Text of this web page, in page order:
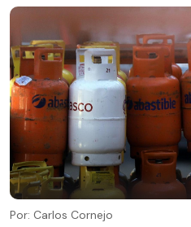
Por: Carlos Cornejo